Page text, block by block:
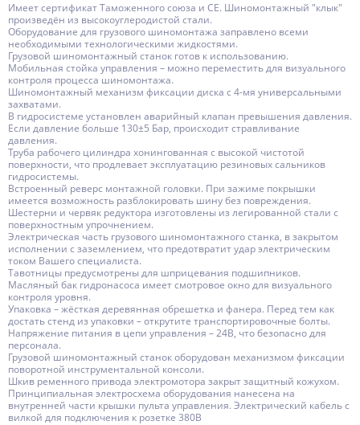
Имеет сертификат Таможенного союза и СЕ. Шиномонтажный "клык"
произведён из высокоуглеродистой стали.
Оборудование для грузового шиномонтажа заправлено всеми
необходимыми технологическими жидкостями.
Грузовой шиномонтажный станок готов к использованию.
Мобильная стойка управления – можно переместить для визуального
контроля процесса шиномонтажа.
Шиномонтажный механизм фиксации диска с 4-мя универсальными
захватами.
В гидросистеме установлен аварийный клапан превышения давления.
Если давление больше 130±5 Бар, происходит стравливание
давления.
Труба рабочего цилиндра хонингованная с высокой чистотой
поверхности, что продлевает эксплуатацию резиновых сальников
гидросистемы.
Встроенный реверс монтажной головки. При зажиме покрышки
имеется возможность разблокировать шину без повреждения.
Шестерни и червяк редуктора изготовлены из легированной стали с
поверхностным упрочнением.
Электрическая часть грузового шиномонтажного станка, в закрытом
исполнении с заземлением, что предотвратит удар электрическим
током Вашего специалиста.
Тавотницы предусмотрены для шприцевания подшипников.
Масляный бак гидронасоса имеет смотровое окно для визуального
контроля уровня.
Упаковка – жёсткая деревянная обрешетка и фанера. Перед тем как
достать стенд из упаковки – открутите транспортировочные болты.
Напряжение питания в цепи управления – 24В, что безопасно для
персонала.
Грузовой шиномонтажный станок оборудован механизмом фиксации
поворотной инструментальной консоли.
Шкив ременного привода электромотора закрыт защитный кожухом.
Принципиальная электросхема оборудования нанесена на
внутренней части крышки пульта управления. Электрический кабель с
вилкой для подключения к розетке 380В